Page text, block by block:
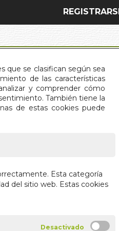
que se clasifican según sea
de las características
y comprender cómo
También tiene la
de estas cookies puede
Esta categoría
del sitio web. Estas cookies
CONTACTO
EN UN
PARA ATRAER Y
BERNSTEIN